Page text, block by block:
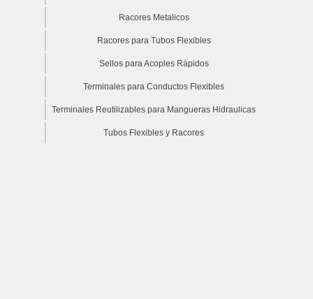
Racores Metalicos
Racores para Tubos Flexibles
Sellos para Acoples Rápidos
Terminales para Conductos Flexibles
Terminales Reutilizables para Mangueras Hidraulicas
Tubos Flexibles y Racores